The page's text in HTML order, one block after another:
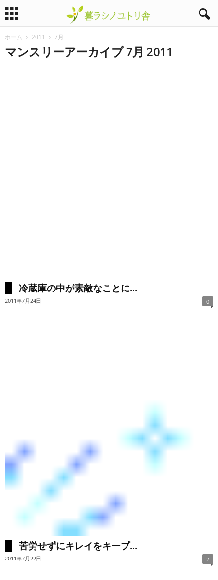
暮ホーム 2011 7月
マンスリーアーカイブ 7月 2011
冷蔵庫の中が素敵なことに...
2011年7月24日 0
苦労せずにキレイをキープ...
2011年7月22日 2